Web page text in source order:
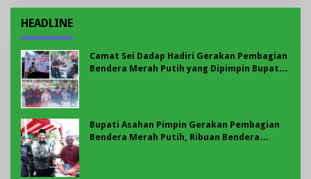
HEADLINE
Camat Sei Dadap Hadiri Gerakan Pembagian
Bendera Merah Putih yang Dipimpin Bupati
Bupati Asahan Pimpin Gerakan Pembagian
Bendera Merah Putih, Ribuan Bendera